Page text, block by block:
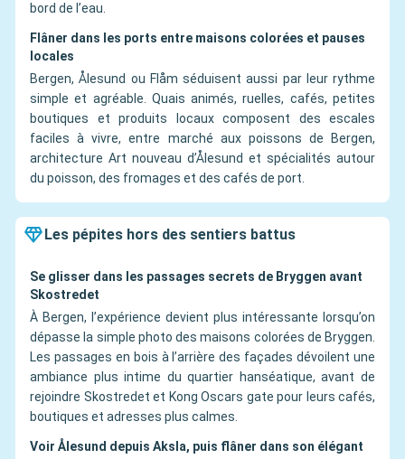
bord de l’eau.
Flâner dans les ports entre maisons colorées et pauses
locales
Bergen, Ålesund ou Flåm séduisent aussi par leur rythme
simple et agréable. Quais animés, ruelles, cafés, petites
boutiques et produits locaux composent des escales
faciles à vivre, entre marché aux poissons de Bergen,
architecture Art nouveau d’Ålesund et spécialités autour
du poisson, des fromages et des cafés de port.
Les pépites hors des sentiers battus
Se glisser dans les passages secrets de Bryggen avant
Skostredet
À Bergen, l’expérience devient plus intéressante lorsqu’on
dépasse la simple photo des maisons colorées de Bryggen.
Les passages en bois à l’arrière des façades dévoilent une
ambiance plus intime du quartier hanséatique, avant de
rejoindre Skostredet et Kong Oscars gate pour leurs cafés,
boutiques et adresses plus calmes.
Voir Ålesund depuis Aksla, puis flâner dans son élégant